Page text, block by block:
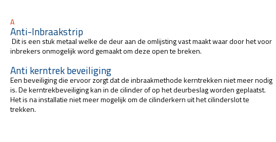
A
Anti-Inbraakstrip
Dit is een stuk metaal welke de deur aan de omlijsting vast maakt waar door het voor
inbrekers onmogelijk word gemaakt om deze open te breken.
Anti kerntrek beveiliging
Een beveiliging die ervoor zorgt dat de inbraakmethode kerntrekken niet meer nodig
is. De kerntrekbeveiliging kan in de cilinder of op het deurbeslag worden geplaatst.
Het is na installatie niet meer mogelijk om de cilinderkern uit het cilinderslot te
trekken.